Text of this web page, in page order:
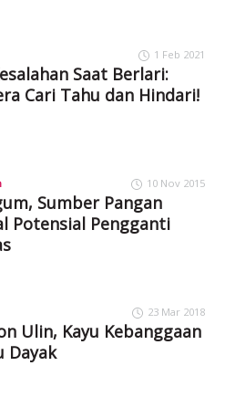
1 Feb 2021
Saat Berlari:
Cari Tahu dan Hindari!
10 Nov 2015
Sumber Pangan
Potensial Pengganti
23 Mar 2018
Ulin, Kayu Kebanggaan
Dayak